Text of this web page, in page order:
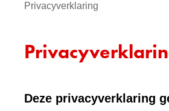
Privacyverklaring
Deze privacyverklaring